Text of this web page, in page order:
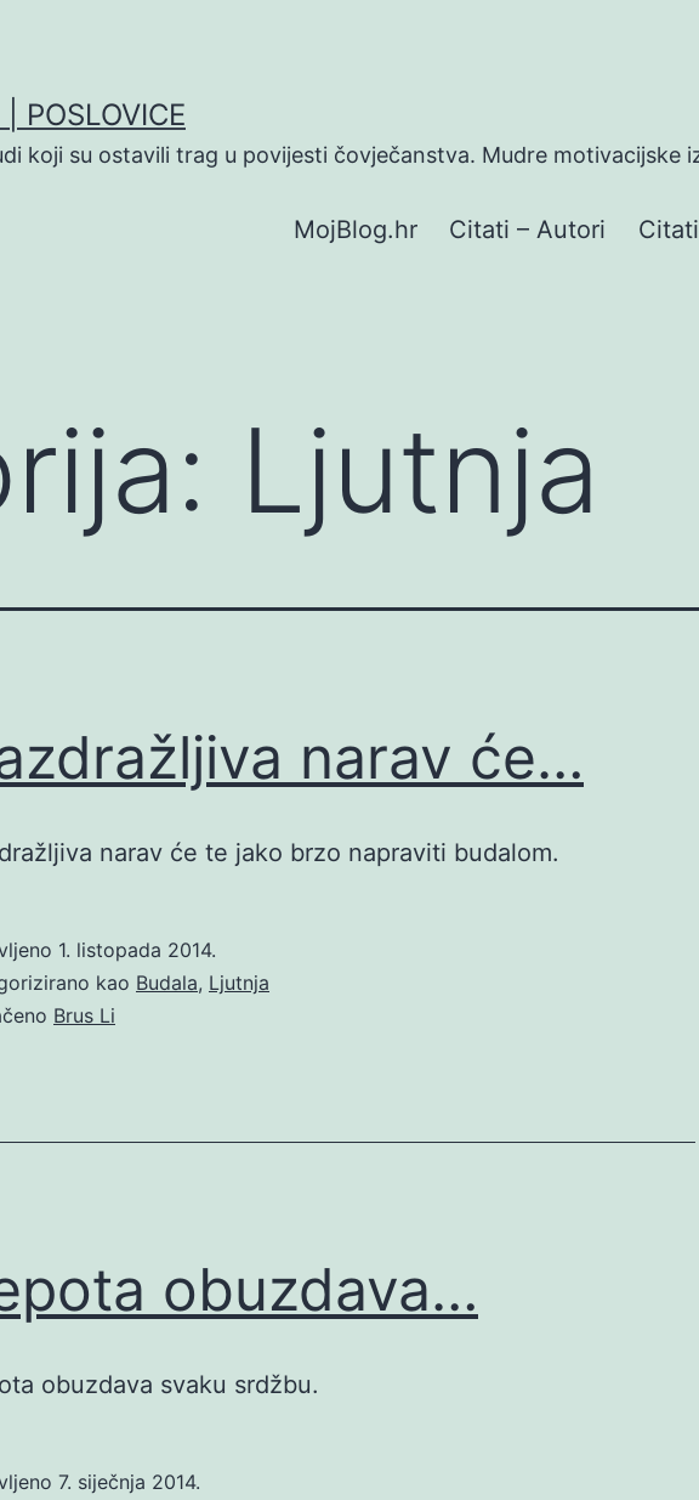
POSLOVICE
koji su ostavili trag u povijesti čovječanstva. Mudre motivacijske
MojBlog.hr Citati – Autori
Ljutnja
narav će…
narav će te jako brzo napraviti budalom.
1. listopada 2014.
kao Budala, Ljutnja
Brus Li
obuzdava…
obuzdava svaku srdžbu.
7. siječnja 2014.